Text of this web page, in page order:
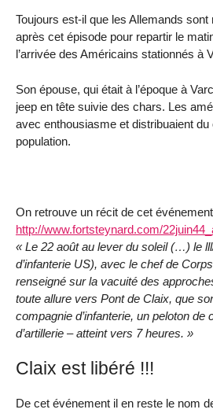
Toujours est-il que les Allemands
après cet épisode pour repartir le
l’arrivée des Américains stationnés à
Son épouse, qui était à l’époque à
jeep en tête suivie des chars. Les
avec enthousiasme et distribuaient
population.
On retrouve un récit de cet
http://www.fortsteynard.com/
« Le 22 août au lever du soleil (…) le
d’infanterie US), avec le chef de
renseigné sur la vacuité des
toute allure vers Pont de Claix, que
compagnie d’infanterie, un peloton de
d’artillerie – atteint vers 7 heures. »
Claix est libéré !!!
De cet événement il en reste le nom